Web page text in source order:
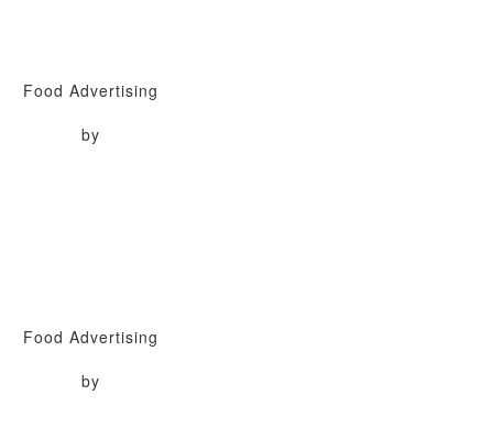
Food Advertising
by
Food Advertising
by